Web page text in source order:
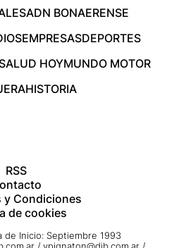
ADN BONAERENSE
EMPRESASDEPORTES
HOYMUNDO MOTOR
HISTORIA
RSS
y Condiciones
de cookies
de Inicio: Septiembre 1993